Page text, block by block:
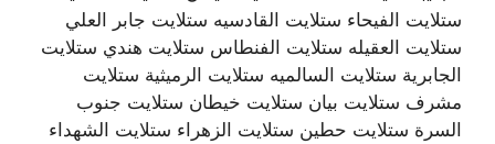
ستلايت الفيحاء ستلايت القادسيه ستلايت جابر العلي
ستلايت العقيله ستلايت الفنطاس ستلايت هندي ستلايت
الجابرية ستلايت السالميه ستلايت الرميثية ستلايت
مشرف ستلايت بيان ستلايت خيطان ستلايت جنوب
السرة ستلايت حطين ستلايت الزهراء ستلايت الشهداء